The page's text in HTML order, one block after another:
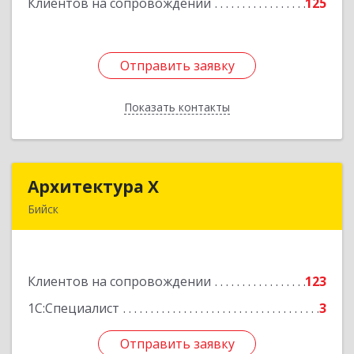
Отправить заявку
Показать контакты
Подробнее
Отправить заявку
Назад
Архитектура Х
Бийск
Клиентов на сопровождении
123
1С:Специалист
3
Отправить заявку
Подробнее
Отправить заявку